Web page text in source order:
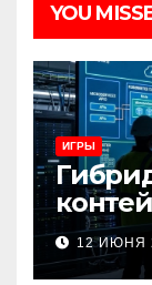
YOU
ИГРЫ
и 12 ИЮНЯ